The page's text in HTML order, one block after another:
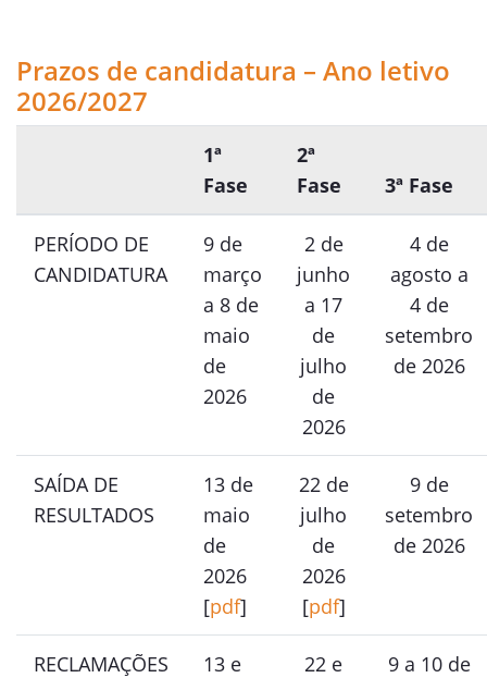
Prazos de candidatura – Ano letivo
2026/2027
1ª
Fase
2ª
Fase
3ª Fase
PERÍODO DE
CANDIDATURA
9 de
março
a 8 de
maio
de
2026
2 de
junho
a 17
de
julho
de
2026
4 de
agosto a
4 de
setembro
de 2026
SAÍDA DE
RESULTADOS
13 de
maio
de
2026
[pdf]
22 de
julho
de
2026
[pdf]
9 de
setembro
de 2026
RECLAMAÇÕES
13 e
22 e
9 a 10 de